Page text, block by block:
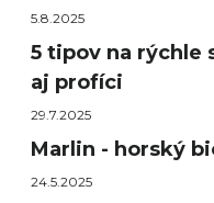
5.8.2025
5 tipov na rýchle
aj profíci
29.7.2025
Marlin - horský
24.5.2025